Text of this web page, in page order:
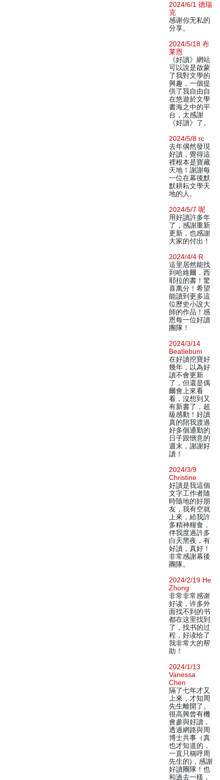
2024/6/1 德瑞
克
感谢你无私的
分享。
2024/5/18 布
莱恩
《好讀》網站
可以說是啟蒙
了我對文學的
興趣，一個提
供了我自由自
在悠遊於文學
書海之中的平
台，太感謝
《好讀》了。
2024/5/8 rc
去年偶然發現
好讀，覺得這
裡根本是寶藏
天地！謝謝每
一位在幕後默
默耕耘文學天
地的人。
2024/5/7 呢
用好讀許多年
了，感謝重新
更新，也感謝
大家的付出！
2024/4/4 R
這里居然能找
到哈維爾．西
耶拉的書！驚
喜萬分！希望
能讀到更多這
位歷史小說大
師的作品！感
恩每一位好讀
團隊！
2024/3/14
Beatlebum
在好讀挖寶好
幾年，以為好
讀不會更新
了，但還是偶
爾會上來看
看，沒想到又
有新書了，超
級感動！好讀
真的陪我渡過
好多個通勤的
日子跟愜意的
週末，謝謝好
讀！
2024/3/9
Christine
好讀是我這個
文字工作者隨
時隨地的好朋
友，我有空就
上來，給我許
多精神糧食，
伴我度過許多
白天黑夜，有
好讀，真好！
非常感謝幕後
團隊。
2024/2/19 He
Zhong
非常非常感谢
好读，许多外
面找不到的书
都在这里找到
了，找书的过
程，好读给了
我非常大的帮
助！
2024/1/13
Vanessa
Chen
隔了七年才又
上來，才知周
先生離開了。
很高興曾有機
會參與好讀，
透過網路與周
博士共事（真
也才知道的，
一直只稱呼周
先生的)，感謝
好讀團隊！也
和過去一樣，